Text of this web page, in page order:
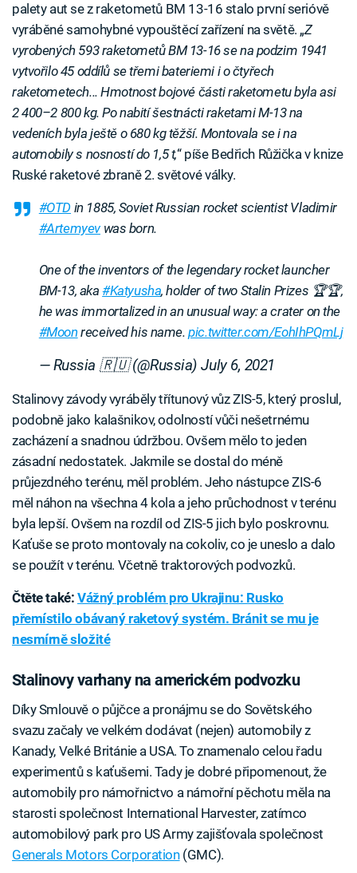
palety aut se z raketometů BM 13-16 stalo první serióvě
vyráběné samohybné vypouštěcí zařízení na světě. „Z
vyrobených 593 raketometů BM 13-16 se na podzim 1941
vytvořilo 45 oddílů se třemi bateriemi i o čtyřech
raketometech... Hmotnost bojové části raketometu byla asi
2 400–2 800 kg. Po nabití šestnácti raketami M-13 na
vedeních byla ještě o 680 kg těžší. Montovala se i na
automobily s nosností do 1,5 t,“ píše Bedřich Růžička v knize
Ruské raketové zbraně 2. světové války.
#OTD in 1885, Soviet Russian rocket scientist Vladimir
#Artemyevwas born.
One of the inventors of the legendary rocket launcher
BM-13, aka#Katyusha, holder of two Stalin Prizes 🏆🏆,
he was immortalized in an unusual way: a crater on the
#Moon received his name.pic.twitter.com/EohIhPQmLj
— Russia 🇷🇺 (@Russia)July 6, 2021
Stalinovy závody vyráběly třítunový vůz ZIS-5, který proslul,
podobně jako kalašnikov, odolností vůči nešetrnému
zacházení a snadnou údržbou. Ovšem mělo to jeden
zásadní nedostatek. Jakmile se dostal do méně
průjezdného terénu, měl problém. Jeho nástupce ZIS-6
měl náhon na všechna 4 kola a jeho průchodnost v terénu
byla lepší. Ovšem na rozdíl od ZIS-5 jich bylo poskrovnu.
Kaťuše se proto montovaly na cokoliv, co je uneslo a dalo
se použít v terénu. Včetně traktorových podvozků.
Čtěte také: Vážný problém pro Ukrajinu: Rusko
přemístilo obávaný raketový systém. Bránit se mu je
nesmírně složité
Stalinovy varhany na americkém podvozku
Díky Smlouvě o půjčce a pronájmu se do Sovětského
svazu začaly ve velkém dodávat (nejen) automobily z
Kanady, Velké Británie a USA. To znamenalo celou řadu
experimentů s kaťušemi. Tady je dobré připomenout, že
automobily pro námořnictvo a námořní pěchotu měla na
starosti společnost International Harvester, zatímco
automobilový park pro US Army zajišťovala společnost
Generals Motors Corporation(GMC).